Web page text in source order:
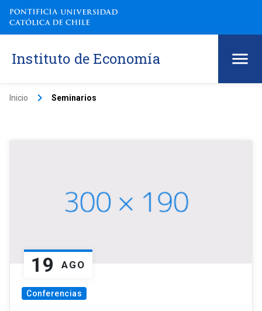
Instituto de Economía
Inicio keyboard_arrow_right Seminarios
19 AGO
Conferencias